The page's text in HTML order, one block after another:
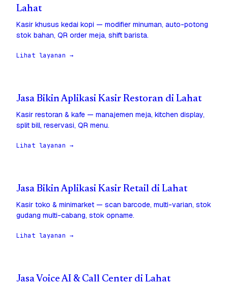
Lahat
Kasir khusus kedai kopi — modifier minuman, auto-potong
stok bahan, QR order meja, shift barista.
Lihat layanan →
Jasa Bikin Aplikasi Kasir Restoran di Lahat
Kasir restoran & kafe — manajemen meja, kitchen display,
split bill, reservasi, QR menu.
Lihat layanan →
Jasa Bikin Aplikasi Kasir Retail di Lahat
Kasir toko & minimarket — scan barcode, multi-varian, stok
gudang multi-cabang, stok opname.
Lihat layanan →
Jasa Voice AI & Call Center di Lahat